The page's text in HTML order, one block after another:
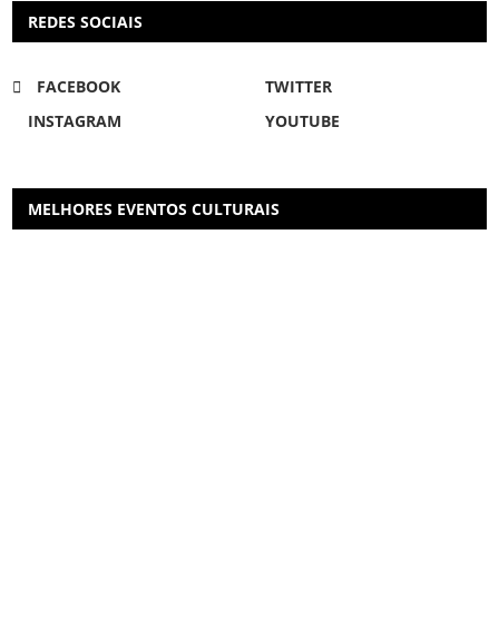
REDES SOCIAIS
FACEBOOK
TWITTER
INSTAGRAM
YOUTUBE
MELHORES EVENTOS CULTURAIS